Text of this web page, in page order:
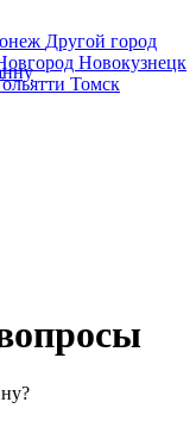
Другой город
Новокузнецк
Томск